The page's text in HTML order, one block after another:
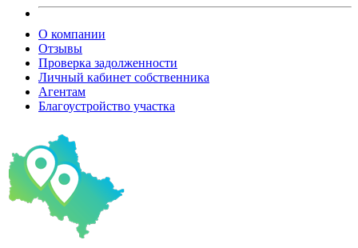
О компании
Отзывы
Проверка задолженности
Личный кабинет собственника
Агентам
Благоустройство участка